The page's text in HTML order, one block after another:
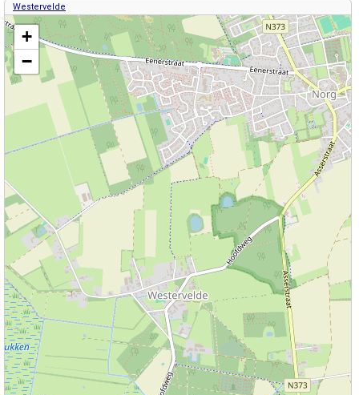
Westervelde
Kaart / Plattegrond Westervelde centrum
+
−